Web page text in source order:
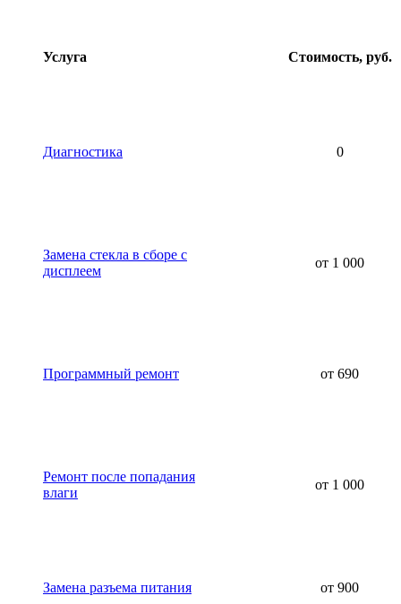
Услуга Стоимость, руб.
Диагностика 0
Замена стекла в сборе с
дисплеем
от 1 000
Программный ремонт от 690
Ремонт после попадания
влаги
от 1 000
Замена разъема питания от 900